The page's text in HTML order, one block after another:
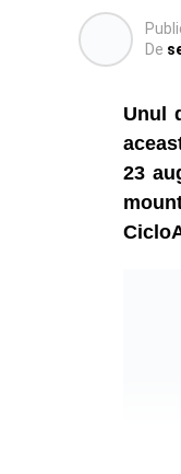
De
Unul
23